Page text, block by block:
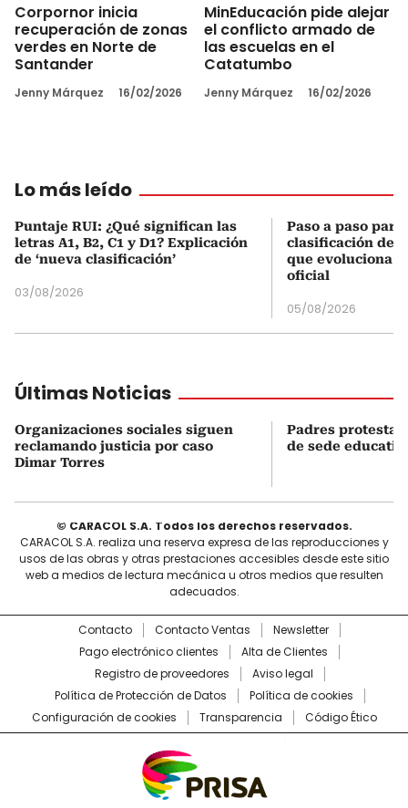
Corpornor inicia
recuperación de zonas
verdes en Norte de
Santander
Jenny Márquez 16/02/2026
MinEducación pide alejar
el conflicto armado de
las escuelas en el
Catatumbo
Jenny Márquez 16/02/2026
Lo más leído
Puntaje RUI: ¿Qué significan las
letras A1, B2, C1 y D1? Explicación
de ‘nueva clasificación’
03/08/2026
Paso a paso
clasificación del
que evoluciona
oficial
05/08/2026
Últimas Noticias
Organizaciones sociales siguen
reclamando justicia por caso
Dimar Torres
Padres
de sede
© CARACOL S.A. Todos los derechos reservados.
CARACOL S.A. realiza una reserva expresa de las reproducciones y
usos de las obras y otras prestaciones accesibles desde este sitio
web a medios de lectura mecánica u otros medios que resulten
adecuados.
Contacto Contacto Ventas
Newsletter
Pago electrónico clientes
Alta de Clientes
Registro de proveedores
Aviso legal
Política de Protección de Datos
Política de cookies
Configuración de cookies
Transparencia Código Ético